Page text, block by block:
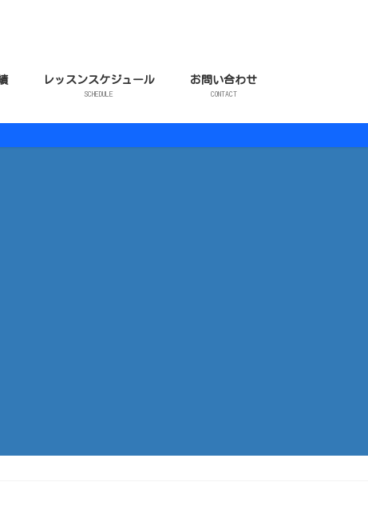
レッスンスケジュール
SCHEDULE
お問い合わせ
CONTACT